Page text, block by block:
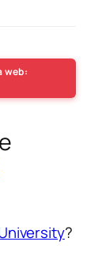
web:
?